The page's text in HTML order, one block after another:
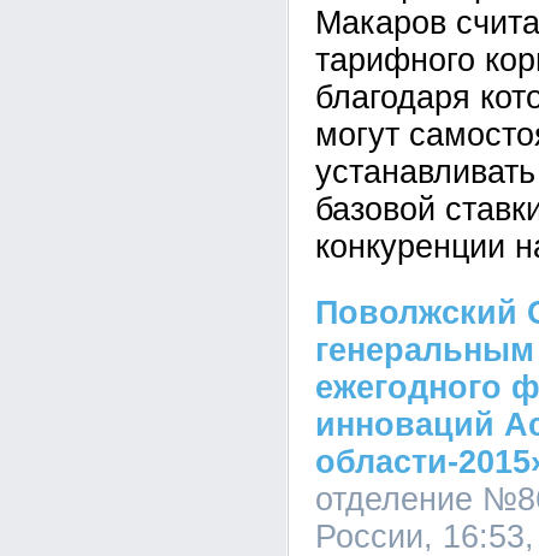
Макаров
тарифного
благодаря
могут
базовой
конкуренции
Поволжский
ежегодного
инноваций
области-
отделение
России,